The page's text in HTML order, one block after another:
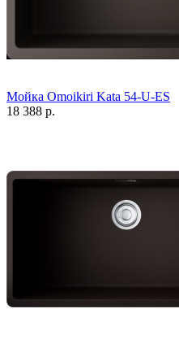
Мойка Omoikiri Kata 54-U-ES
18 388 р.